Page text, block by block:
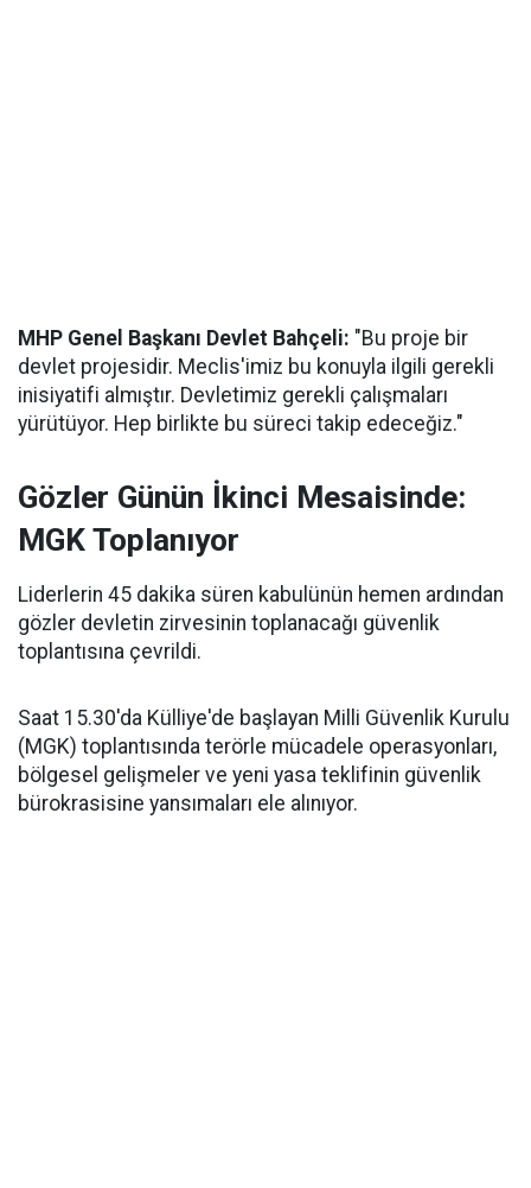
MHP Genel Başkanı Devlet Bahçeli: "Bu proje bir
devlet projesidir. Meclis'imiz bu konuyla ilgili gerekli
inisiyatifi almıştır. Devletimiz gerekli çalışmaları
yürütüyor. Hep birlikte bu süreci takip edeceğiz."
Gözler Günün İkinci Mesaisinde:
MGK Toplanıyor
Liderlerin 45 dakika süren kabulünün hemen ardından
gözler devletin zirvesinin toplanacağı güvenlik
toplantısına çevrildi.
Saat 15.30'da Külliye'de başlayan Milli Güvenlik Kurulu
(MGK) toplantısında terörle mücadele operasyonları,
bölgesel gelişmeler ve yeni yasa teklifinin güvenlik
bürokrasisine yansımaları ele alınıyor.